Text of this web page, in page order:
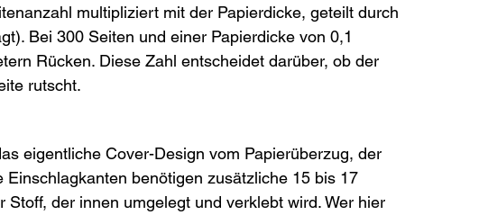
multipliziert mit der Papierdicke, geteilt durch
Bei 300 Seiten und einer Papierdicke von 0,1
Rücken. Diese Zahl entscheidet darüber, ob der
rutscht.
eigentliche Cover-Design vom Papierüberzug, der
Einschlagkanten benötigen zusätzliche 15 bis 17
der innen umgelegt und verklebt wird. Wer hier